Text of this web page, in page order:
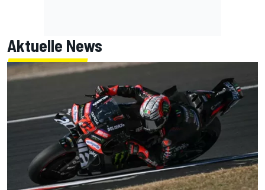
Aktuelle News